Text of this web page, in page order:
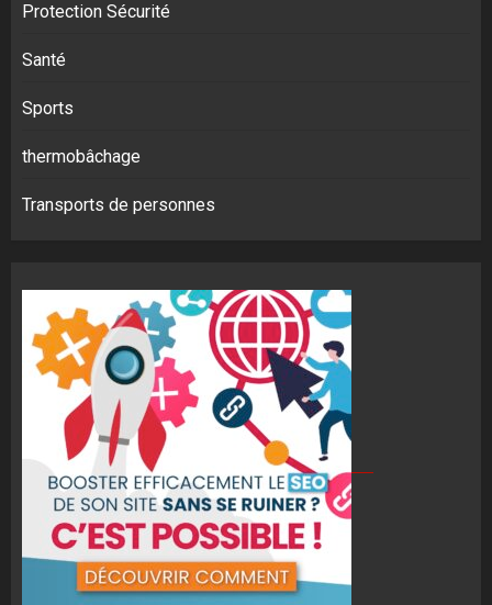
Protection Sécurité
Santé
Sports
thermobâchage
Transports de personnes